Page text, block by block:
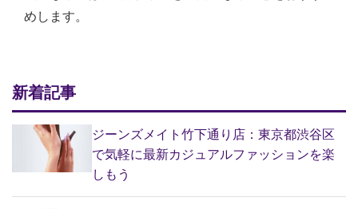
めします。
新着記事
ジーンズメイト竹下通り店：東京都渋谷区
で気軽に最新カジュアルファッションを楽
しもう